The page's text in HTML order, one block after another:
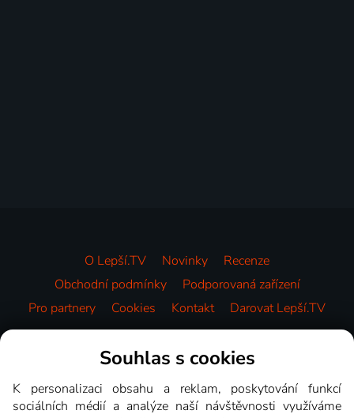
O Lepší.TV Novinky
Recenze
Obchodní podmínky
Podporovaná zařízení
Pro partnery
Cookies Kontakt Darovat Lepší.TV
Videotéka
Souhlas s cookies
K personalizaci obsahu a reklam, poskytování funkcí
sociálních médií a analýze naší návštěvnosti využíváme